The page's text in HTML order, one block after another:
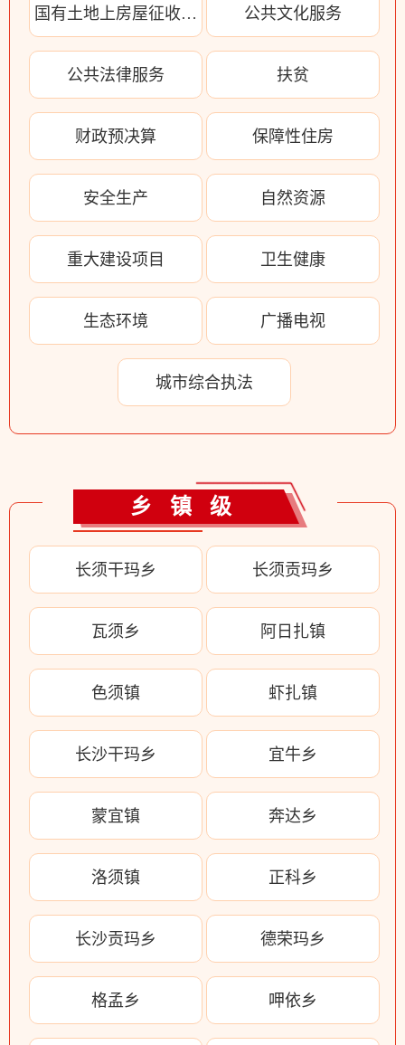
国有土地上房屋征收与补偿 公共文化服务
公共法律服务 扶贫
财政预决算 保障性住房
安全生产 自然资源
重大建设项目 卫生健康
生态环境 广播电视
城市综合执法
乡镇级
长须干玛乡 长须贡玛乡
瓦须乡 阿日扎镇
色须镇 虾扎镇
长沙干玛乡 宜牛乡
蒙宜镇 奔达乡
洛须镇 正科乡
长沙贡玛乡 德荣玛乡
格孟乡 呷依乡